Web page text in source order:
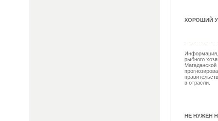
ХОРОШИЙ
Информация,
рыбного
Магаданской
в отрасли.
НЕ НУЖЕН